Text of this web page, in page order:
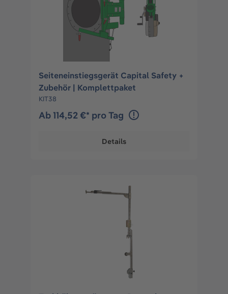
Seiteneinstiegsgerät Capital Safety +
Zubehör | Komplettpaket
KIT38
Ab 114,52 €* pro Tag
Details